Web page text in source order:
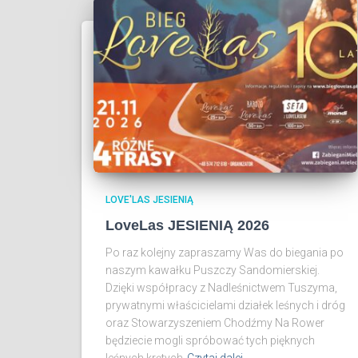
LOVE'LAS JESIENIĄ
LoveLas JESIENIĄ 2026
Po raz kolejny zapraszamy Was do biegania po
naszym kawałku Puszczy Sandomierskiej.
Dzięki współpracy z Nadleśnictwem Tuszyma,
prywatnymi właścicielami działek leśnych i dróg
oraz Stowarzyszeniem Chodźmy Na Rower
będziecie mogli spróbować tych pięknych